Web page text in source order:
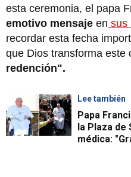
esta ceremonia, el papa
emotivo mensaje en sus
recordar esta fecha
que Dios transforma este
redención".
Lee también
Papa
la Plaza de
médica: